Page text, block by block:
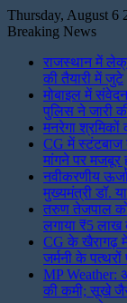
Thursday, August 6
Breaking News
राजस्थान में
की तैयारी में जुटे
मोबाइल में
पुलिस ने जारी
मनरेगा श्रमिकों
CG में स्टंटबाज
मांगने पर मजबूर
नवीकरणीय
मुख्यमंत्री डॉ.
तरुण तेजपाल को
लगाया ₹5 लाख
CG के खैरागढ़
जर्मनी के
MP Weather:
की कमी; सूखे